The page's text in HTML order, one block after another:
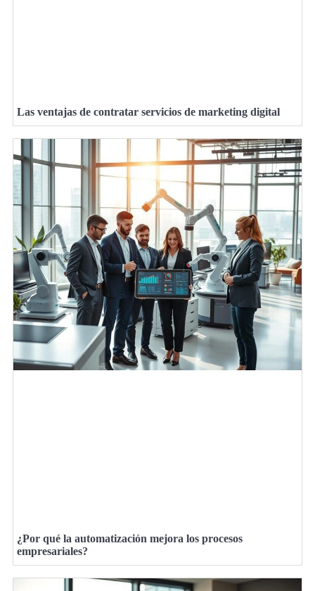
Las ventajas de contratar servicios de marketing digital
¿Por qué la automatización mejora los procesos
empresariales?